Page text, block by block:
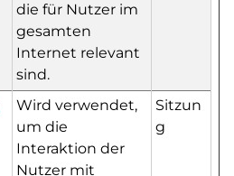
die für Nutzer im
gesamten
Internet relevant
sind.
Wird verwendet,
um die
Interaktion der
Nutzer mit
Sitzun
g